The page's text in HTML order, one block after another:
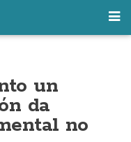
un
da
no